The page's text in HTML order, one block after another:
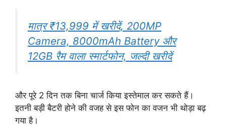
मात्र ₹13,999 में खरीदें, 200MP
Camera, 8000mAh Battery और
12GB रैम वाला स्मार्टफोन, जल्दी खरीदें
और पूरे 2 दिन तक बिना चार्ज किया इस्तेमाल कर सकते हैं।
इतनी बड़ी बैटरी होने की वजह से इस फोन का वजन भी थोड़ा बढ़
गया है।